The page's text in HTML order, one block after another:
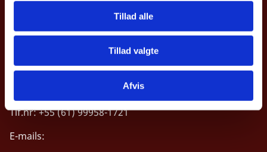
Tillad alle
Tillad valgte
Afvis
CEP: 70200-900
Kontakt ambassaden*:
Mandag til torsdag: 9:00 - 12:00 / 13:00 - 15:00 (UTC-3)
Fredag: 9:00 - 13:00 (UTC-3)
Tlf.nr: +55 (61) 99958-1721
E-mails: